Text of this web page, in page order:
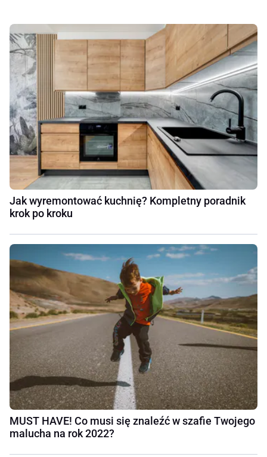
Jak wyremontować kuchnię? Kompletny poradnik
krok po kroku
MUST HAVE! Co musi się znaleźć w szafie Twojego
malucha na rok 2022?